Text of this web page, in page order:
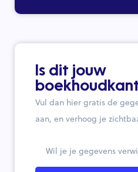
Is dit jouw
Vul dan hier gratis de
aan, en verhoog je
Wil je je gegevens